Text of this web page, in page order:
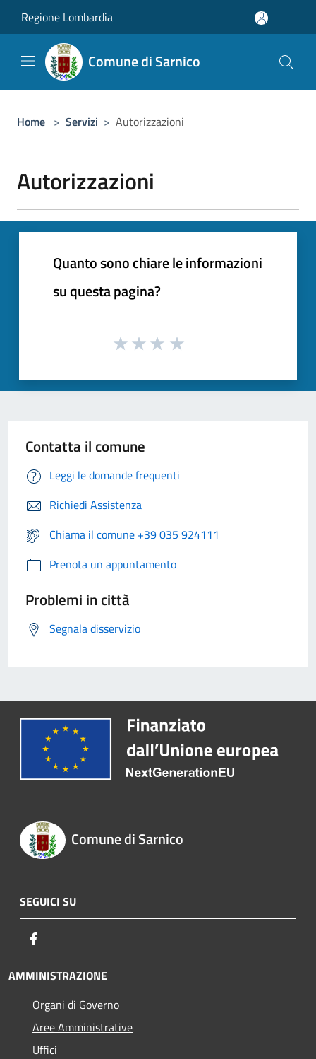
Regione Lombardia
Comune di Sarnico
Home > Servizi > Autorizzazioni
Autorizzazioni
Quanto sono chiare le informazioni
su questa pagina?
Contatta il comune
Leggi le domande frequenti
Richiedi Assistenza
Chiama il comune +39 035 924111
Prenota un appuntamento
Problemi in città
Segnala disservizio
Comune di Sarnico
SEGUICI SU
AMMINISTRAZIONE
Organi di Governo
Aree Amministrative
Uffici